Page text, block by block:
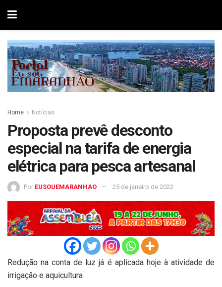
Home Notícias
Proposta prevê desconto
especial na tarifa de energia
elétrica para pesca artesanal
Por EUSOUEMARANHAO 25 de janeiro de 2022
Redução na conta de luz já é aplicada hoje à atividade de
irrigação e aquicultura